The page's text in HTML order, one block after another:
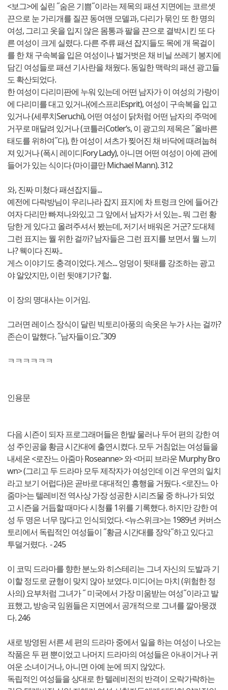
<보그>에 실린 ˝숨은 기쁨˝이라는 제목의 패션 지면에는 코르셋
끈으로 눈 가리개를 질끈 동여맨 모델과, 다리가 묶인 또 한 명의
여성, 그리고 옷을 입지 않은 몸통과 팔을 끈으로 결박시킨 또 다
른 여성이 크게 실렸다. 다른 주류 패션 잡지들도 목에 개 목걸이
를 한 채 구속복을 입은 여성이나 벌거벗은 채 비닐 쓰레기 봉지에
담긴 여성들로 패션 기사란을 채웠다. 동일한 맥락의 패션 광고들
도 확산되었다.
한 여성이 다리미판에 누워 있는데 어떤 남자가 이 여성의 가랑이
에 다리미를 대고 있거나(에스프리Esprit), 여성이 구속복을 입고
있거나 (세루치Seruchi), 어떤 여성이 닭처럼 어떤 남자의 주먹에
거꾸로 매달려 있거나 (코틀러Cotler‘s, 이 광고의 제목은 ˝올바른
태도를 위하여˝다), 한 여성이 셔츠가 찢어진 채 바닥에 때려눕혀
져 있거나 (폭시 레이디Fory Lady), 아니면 어떤 여성이 아예 관에
들어가 있는 식이다 (마이클만 Michael Mann). 312
와, 진짜 미쳤다 패션잡지들...
예전에 다락방님이 우리나라 잡지 표지에 차 트렁크 안에 들어간
여자 다리만 빠져나와있고 그 앞에서 남자가 서 있는.. 뭐 그런 황
당한 게 있다고 올려주셔서 봤는데, 저기서 배워온 거군? 도대체
그런 표지는 뭘 위한 걸까? 남자들은 그런 표지를 보면서 뭘 느끼
나? 웩이다 진짜..
게스 이야기도 충격이었다. 게스... 엉덩이 뒷태를 강조하는 광고
야 알았지만, 이런 뒷얘기가? 헐.
이 장의 명대사는 이거임.
그러면 레이스 장식이 달린 빅토리아풍의 속옷은 누가 사는 걸까?
존슨이 말했다. ˝남자들이요.˝309
ㅋㅋㅋㅋㅋㅋ
인용문
다음 시즌이 되자 프로그래머들은 한발 물러나 두어 편의 강한 여
성 주인공을 황금 시간대에 출연시켰다. 모두 거침없는 여성들을
내세운 <로잔느 아줌마 Roseanne> 와 <머피 브라운 Murphy Bro
wn> (그리고 두 드라마 모두 제작자가 여성인데 이건 우연의 일치
라고 보기 어럽다)은 곧바로 대대적인 흥행을 거뒀다. <로잔느 아
줌마>는 텔레비전 역사상 가장 성공한 시리즈물 중 하나가 되었
고 시즌을 거듭할 때마다 시청률 1위를 기록했다. 하지만 강한 여
성 두 명은 너무 많다고 인식되었다. <뉴스위크>는 1989년 커버스
토리에서 독립적인 여성들이 ˝황금 시간대를 장악˝하고 있다고
투덜거렸다. - 245
이 코믹 드라마를 향한 분노와 히스테리는 그녀 자신의 도발과 기
이할 정도로 균형이 맞지 않아 보였다. 미디어는 마치 (위험한 정
사의) 요부처럼 그녀가 ˝ 미국에서 가장 미움받는 여성˝이라고 발
표했고, 방송국 임원들은 지면에서 공개적으로 그녀를 깔아뭉갰
다. 246
새로 방영된 서른 세 편의 드라마 중에서 일을 하는 여성이 나오는
작품은 두 편 뿐이었고 나머지 드라마의 여성들은 아내이거나 귀
여운 소녀이거나, 아니면 아예 눈에 띄지 않았다.
독립적인 여성들을 상대로 한 텔레비전의 반격이 오락가락하는